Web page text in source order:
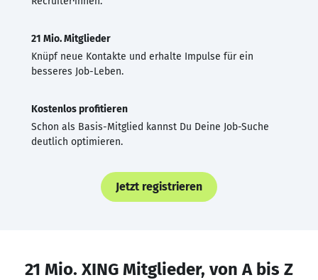
21 Mio. Mitglieder
Knüpf neue Kontakte und erhalte Impulse für ein
besseres Job-Leben.
Kostenlos profitieren
Schon als Basis-Mitglied kannst Du Deine Job-Suche
deutlich optimieren.
Jetzt registrieren
21 Mio. XING Mitglieder, von A bis Z